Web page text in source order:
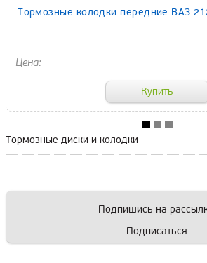
Тормозные колодки передние ВАЗ
Тормозные диски и колодки
Подпишись на
Подписаться